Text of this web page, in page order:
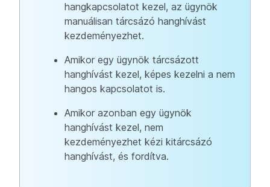
hangkapcsolatot kezel, az ügynök
manuálisan tárcsázó hanghívást
kezdeményezhet.
Amikor egy ügynök tárcsázott
hanghívást kezel, képes kezelni a nem
hangos kapcsolatot is.
Amikor azonban egy ügynök
hanghívást kezel, nem
kezdeményezhet kézi kitárcsázó
hanghívást, és fordítva.